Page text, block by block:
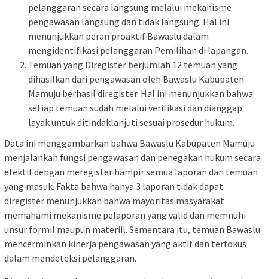
pelanggaran secara langsung melalui mekanisme
pengawasan langsung dan tidak langsung. Hal ini
menunjukkan peran proaktif Bawaslu dalam
mengidentifikasi pelanggaran Pemilihan di lapangan.
Temuan yang Diregister berjumlah 12 temuan yang
dihasilkan dari pengawasan oleh Bawaslu Kabupaten
Mamuju berhasil diregister. Hal ini menunjukkan bahwa
setiap temuan sudah melalui verifikasi dan dianggap
layak untuk ditindaklanjuti sesuai prosedur hukum.
Data ini menggambarkan bahwa Bawaslu Kabupaten Mamuju
menjalankan fungsi pengawasan dan penegakan hukum secara
efektif dengan meregister hampir semua laporan dan temuan
yang masuk. Fakta bahwa hanya 3 laporan tidak dapat
diregister menunjukkan bahwa mayoritas masyarakat
memahami mekanisme pelaporan yang valid dan memnuhi
unsur formil maupun materiil. Sementara itu, temuan Bawaslu
mencerminkan kinerja pengawasan yang aktif dan terfokus
dalam mendeteksi pelanggaran.